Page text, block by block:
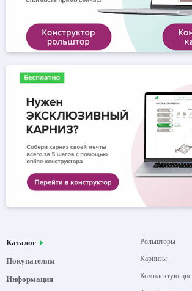
Каталог
Покупателям
Информация
Рольшторы
Карнизы
Комплектующие